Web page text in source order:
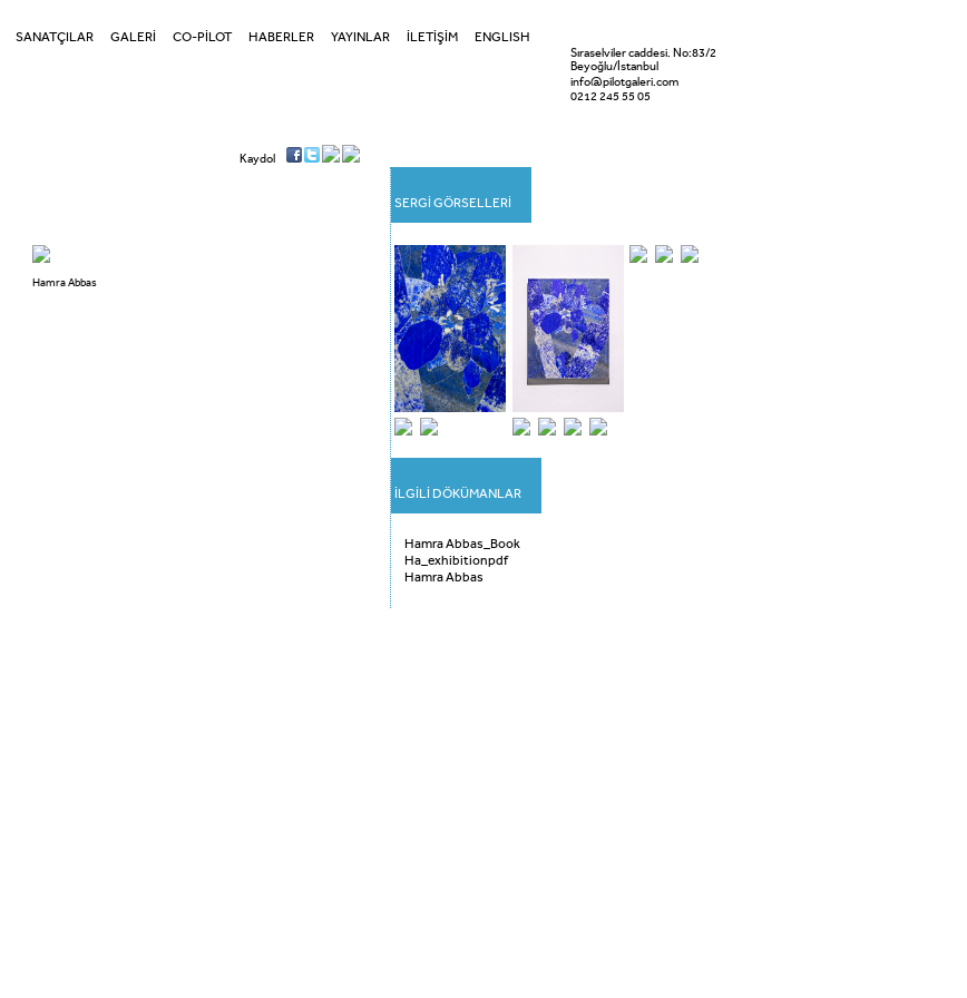
SANATÇILAR GALERİ CO-PİLOT HABERLER YAYINLAR İLETİŞİM ENGLISH
Kaydol
Sıraselviler caddesi. No:83/2
Beyoğlu/İstanbul
info@pilotgaleri.com
0212 245 55 05
Hamra Abbas
SERGİ GÖRSELLERİ
İLGİLİ DÖKÜMANLAR
Hamra Abbas_Book
Ha_exhibitionpdf
Hamra Abbas